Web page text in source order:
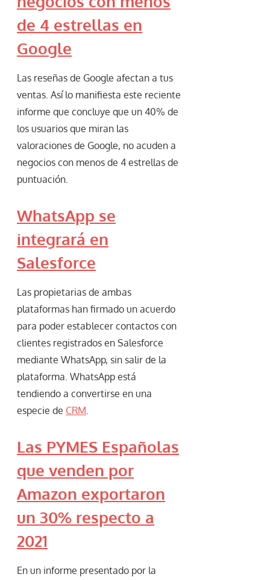
de 4 estrellas en
Google
Las reseñas de Google afectan a tus
ventas. Así lo manifiesta este reciente
informe que concluye que un 40% de
los usuarios que miran las
valoraciones de Google, no acuden a
negocios con menos de 4 estrellas de
puntuación.
WhatsApp se
integrará en
Salesforce
Las propietarias de ambas
plataformas han firmado un acuerdo
para poder establecer contactos con
clientes registrados en Salesforce
mediante WhatsApp, sin salir de la
plataforma. WhatsApp está
tendiendo a convertirse en una
especie de CRM
Las PYMES Españolas
que venden por
Amazon exportaron
un 30% respecto a
2021
En un informe presentado por la